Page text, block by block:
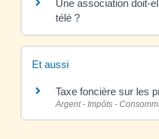
Une association doit-
télé ?
Et aussi
Taxe foncière sur les
Argent - Impôts -